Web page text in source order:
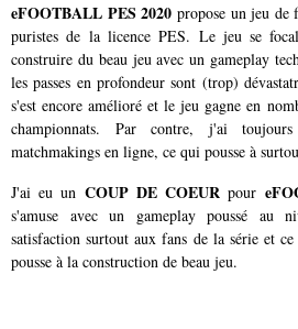
eFOOTBALL PES 2020 propose un jeu
puristes de la licence PES. Le jeu se
construire du beau jeu avec un gameplay
les passes en profondeur sont (trop)
s'est encore amélioré et le jeu gagne en
championnats. Par contre, j'ai
matchmakings en ligne, ce qui pousse à
J'ai eu un COUP DE COEURpour
s'amuse avec un gameplay poussé au
satisfaction surtout aux fans de la série et
pousse à la construction de beau jeu.